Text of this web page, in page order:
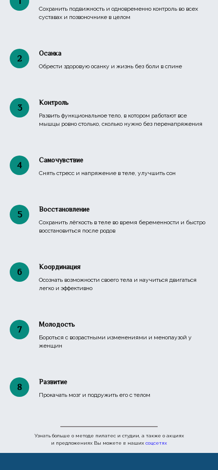
Сохранить подвижность и одновременно контроль во всех
суставах и позвоночнике в целом
Осанка
Обрести здоровую осанку и жизнь без боли в спине
Контроль
Развить функциональное тело, в котором работают все
мышцы ровно столько, сколько нужно без перенапряжения
Самочувствие
Снять стресс и напряжение в теле, улучшить сон
Восстановление
Сохранить лёгкость в теле во время беременности и быстро
восстановиться после родов
Координация
Осознать возможности своего тела и научиться двигаться
легко и эффективно
Молодость
Бороться с возрастными изменениями и менопаузой у
женщин
Развитие
Прокачать мозг и подружить его с телом
Узнать больше о методе пилатес и студии, а также о акциях
и предложениях Вы можете в наших соцсетях